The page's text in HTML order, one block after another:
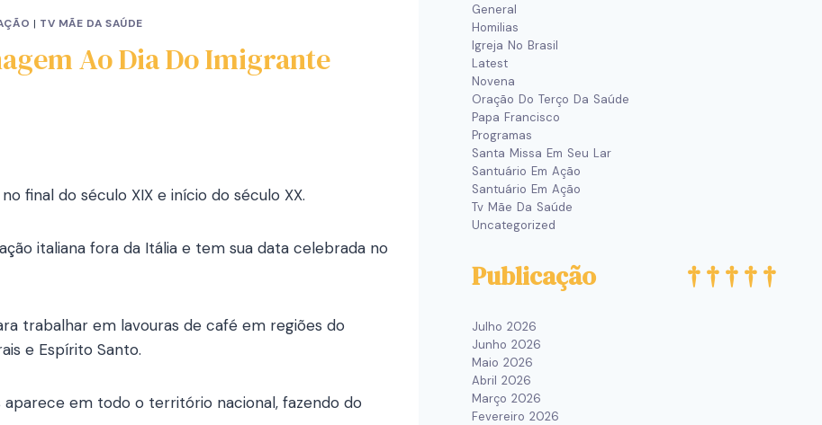
| TV MÃE DA SAÚDE
Ao Dia Do Imigrante
final do século XIX e início do século XX.
italiana fora da Itália e tem sua data celebrada no
trabalhar em lavouras de café em regiões do
e Espírito Santo.
em todo o território nacional, fazendo do
General
Homilias
Igreja No Brasil
Latest
Novena
Oração Do Terço Da Saúde
Papa Francisco
Programas
Santa Missa Em Seu Lar
Santuário Em Ação
Santuário Em Ação
Tv Mãe Da Saúde
Uncategorized
Publicação
Julho 2026
Junho 2026
Maio 2026
Abril 2026
Março 2026
Fevereiro 2026